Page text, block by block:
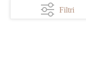
Filtri